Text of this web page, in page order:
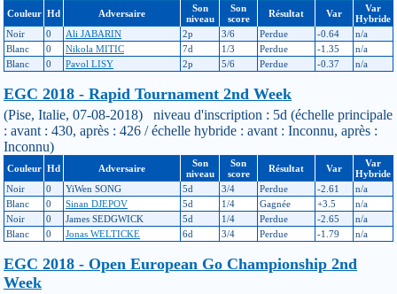
Couleur Hd Adversaire
Son
niveau
Son
score
Résultat Var
Var
Hybride
Noir
0 Ali JABARIN 2p 3/6 Perdue -0.64
n/a
Blanc
0 Nikola MITIC 7d 1/3 Perdue -1.35
n/a
Blanc
0 Pavol LISY 2p 5/6 Perdue -0.37 n/a
EGC 2018 - Rapid Tournament 2nd Week
(Pise, Italie, 07-08-2018) niveau d'inscription : 5d (échelle principale
: avant : 430, après : 426 / échelle hybride : avant : Inconnu, après :
Inconnu)
Couleur Hd Adversaire
Son
niveau
Son
score
Résultat Var
Var
Hybride
Noir
0 YiWen SONG 5d 3/4 Perdue -2.61
n/a
Blanc
0 Sinan DJEPOV 5d 1/4 Gagnée +3.5
n/a
Noir
0 James SEDGWICK 5d 1/4 Perdue -2.65
n/a
Blanc
0 Jonas WELTICKE 6d 3/4 Perdue -1.79 n/a
EGC 2018 - Open European Go Championship 2nd
Week